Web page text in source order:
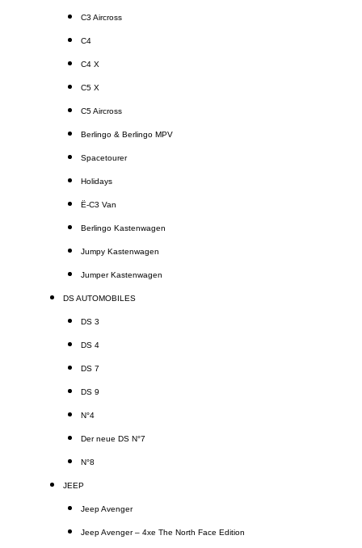
C3 Aircross
C4
C4 X
C5 X
C5 Aircross
Berlingo & Berlingo MPV
Spacetourer
Holidays
Ë-C3 Van
Berlingo Kastenwagen
Jumpy Kastenwagen
Jumper Kastenwagen
DS AUTOMOBILES
DS 3
DS 4
DS 7
DS 9
N°4
Der neue DS N°7
N°8
JEEP
Jeep Avenger
Jeep Avenger – 4xe The North Face Edition